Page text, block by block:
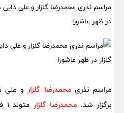
مراسم نذری محمدرضا گلزار و علی دایی
در ظهر عاشورا
مراسم نذریمحمدرضا گلزارو علی
برگزار شد. محمدرضا گلزار متولد 1 فروردین 1356 در تهران است.